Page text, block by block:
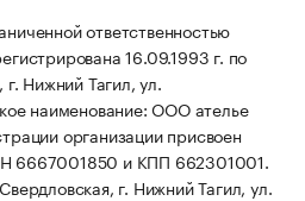
ответственностью
16.09.1993 г. по
Нижний Тагил, ул.
наименование: ООО ателье
организации присвоен
6667001850 и КПП 662301001.
г. Нижний Тагил, ул.